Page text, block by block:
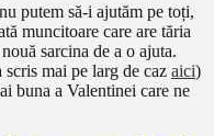
putem să-i ajutăm pe toți,
muncitoare care are tăria
sarcina de a o ajuta.
scris mai pe larg de caz aici)
buna a Valentinei care ne